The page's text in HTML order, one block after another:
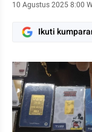
10 Agustus 2025 8:00
Ikuti